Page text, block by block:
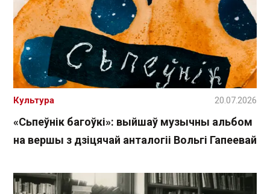
«Сьпеўнік багоўкі»: выйшаў музычны альбом
на вершы з дзіцячай анталогіі Вольгі Гапеевай
Культура 20.07.2026